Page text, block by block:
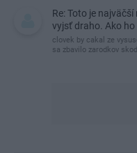
Re: Toto je
vyjsť draho. Ako
clovek by cakal ze
sa zbavilo zarodkov